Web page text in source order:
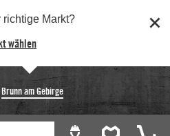
richtige Markt?
wählen
Brunn am Gebirge